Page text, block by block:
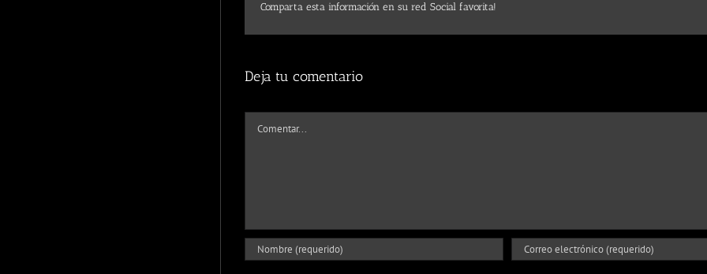
Comparta esta información en su red Social favorita!
Deja tu comentario